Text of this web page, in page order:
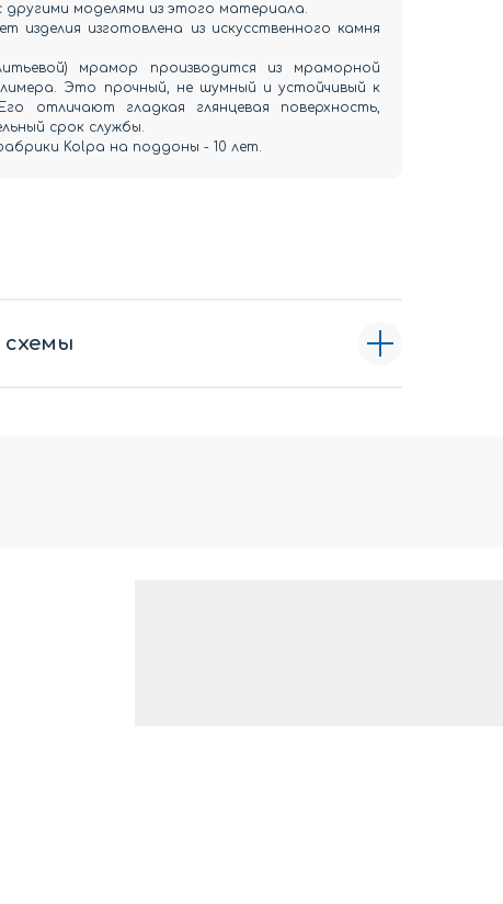
другими моделями из этого материала.
изделия изготовлена из искусственного камня
мрамор производится из мраморной
Это прочный, не шумный и устойчивый к
отличают гладкая глянцевая поверхность,
срок службы.
Kolpa на поддоны - 10 лет.
схемы